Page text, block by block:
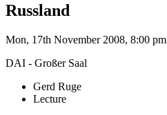
Russland
Mon, 17th November 2008, 8:00 pm
DAI - Großer Saal
Gerd Ruge
Lecture